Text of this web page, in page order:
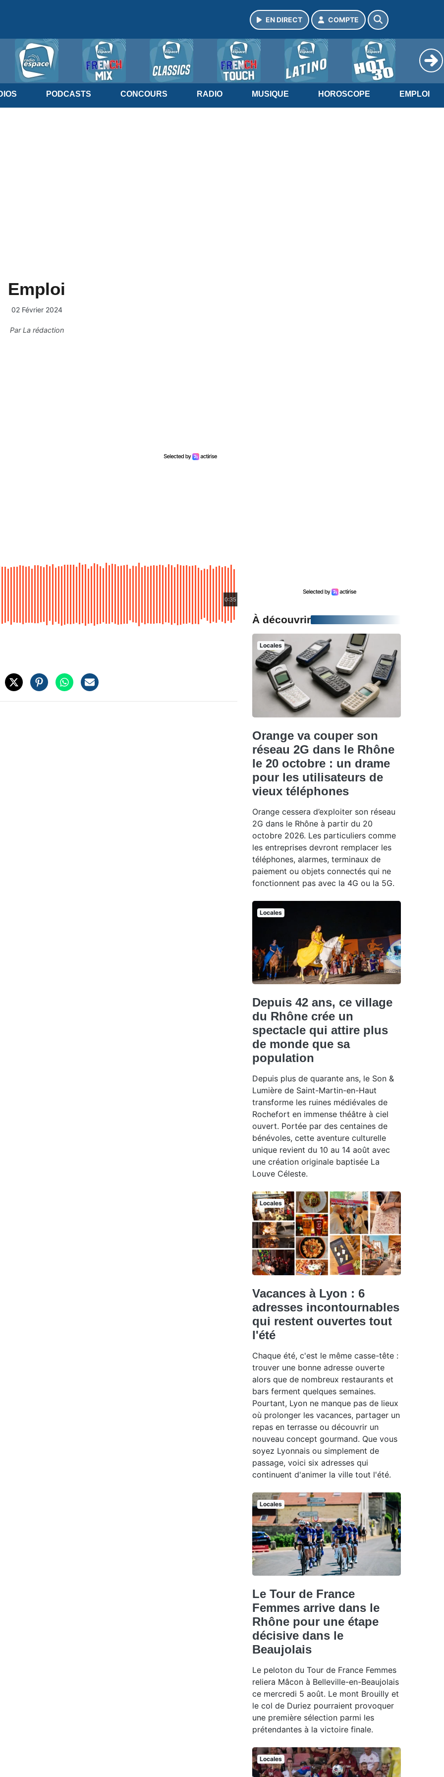
EN DIRECT COMPTE
PODCASTS CONCOURS RADIO MUSIQUE HOROSCOPE EMPLOI
Emploi
02 Février 2024
ParLa rédaction
0:35
À découvrir
Locales
Orange va couper son
réseau 2G dans le Rhône
le 20 octobre : un drame
pour les utilisateurs de
vieux téléphones
Orange cessera d’exploiter son réseau
2G dans le Rhône à partir du 20
octobre 2026. Les particuliers comme
les entreprises devront remplacer les
téléphones, alarmes, terminaux de
paiement ou objets connectés qui ne
fonctionnent pas avec la 4G ou la 5G.
Locales
Depuis 42 ans, ce village
du Rhône crée un
spectacle qui attire plus
de monde que sa
population
Depuis plus de quarante ans, le Son &
Lumière de Saint-Martin-en-Haut
transforme les ruines médiévales de
Rochefort en immense théâtre à ciel
ouvert. Portée par des centaines de
bénévoles, cette aventure culturelle
unique revient du 10 au 14 août avec
une création originale baptisée La
Louve Céleste.
Locales
Vacances à Lyon : 6
adresses incontournables
qui restent ouvertes tout
l'été
Chaque été, c'est le même casse-tête :
trouver une bonne adresse ouverte
alors que de nombreux restaurants et
bars ferment quelques semaines.
Pourtant, Lyon ne manque pas de lieux
où prolonger les vacances, partager un
repas en terrasse ou découvrir un
nouveau concept gourmand. Que vous
soyez Lyonnais ou simplement de
passage, voici six adresses qui
continuent d'animer la ville tout l'été.
Locales
Le Tour de France
Femmes arrive dans le
Rhône pour une étape
décisive dans le
Beaujolais
Le peloton du Tour de France Femmes
reliera Mâcon à Belleville-en-Beaujolais
ce mercredi 5 août. Le mont Brouilly et
le col de Duriez pourraient provoquer
une première sélection parmi les
prétendantes à la victoire finale.
Locales